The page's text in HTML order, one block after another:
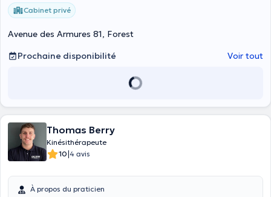
Cabinet privé
Avenue des Armures 81, Forest
Prochaine disponibilité
Voir tout
Thomas Berry
Kinésithérapeute
10|4 avis
À propos du praticien